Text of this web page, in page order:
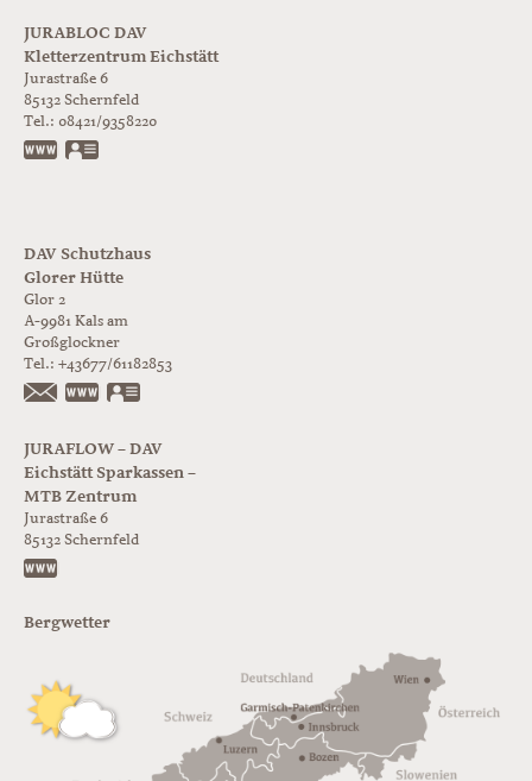
JURABLOC DAV
Kletterzentrum Eichstätt
Jurastraße 6
85132 Schernfeld
Tel.: 08421/9358220
www.jurabloc.de
DAV Schutzhaus
Glorer Hütte
Glor 2
A-9981 Kals am
Großglockner
Tel.: +43677/61182853
https://www.glorer-huette.at/
JURAFLOW – DAV
Eichstätt Sparkassen –
MTB Zentrum
Jurastraße 6
85132 Schernfeld
Bergwetter